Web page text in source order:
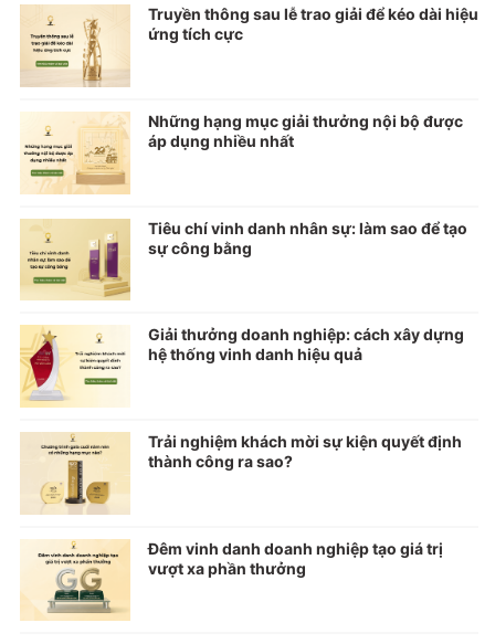
Truyền thông sau lễ trao giải để kéo dài hiệu
ứng tích cực
Những hạng mục giải thưởng nội bộ được
áp dụng nhiều nhất
Tiêu chí vinh danh nhân sự: làm sao để tạo
sự công bằng
Giải thưởng doanh nghiệp: cách xây dựng
hệ thống vinh danh hiệu quả
Trải nghiệm khách mời sự kiện quyết định
thành công ra sao?
Đêm vinh danh doanh nghiệp tạo giá trị
vượt xa phần thưởng